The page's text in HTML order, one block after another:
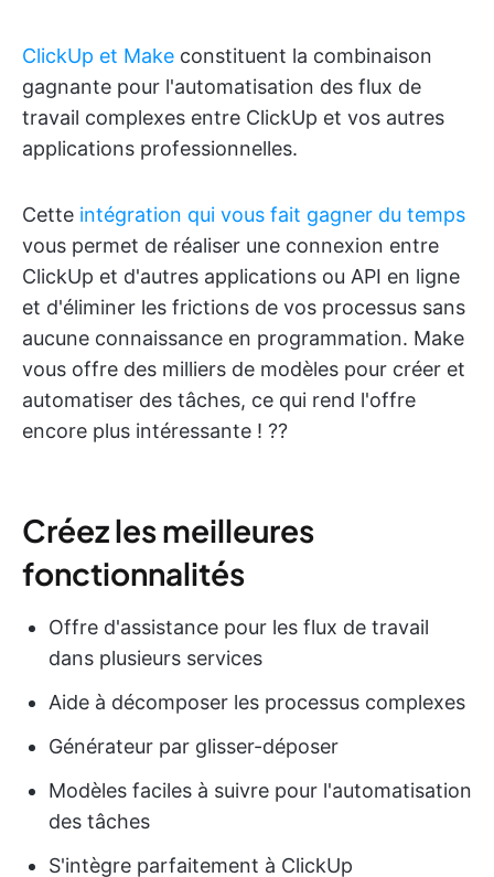
ClickUp et Make constituent la combinaison
gagnante pour l'automatisation des flux de
travail complexes entre ClickUp et vos autres
applications professionnelles.
Cette intégration qui vous fait gagner du temps
vous permet de réaliser une connexion entre
ClickUp et d'autres applications ou API en ligne
et d'éliminer les frictions de vos processus sans
aucune connaissance en programmation. Make
vous offre des milliers de modèles pour créer et
automatiser des tâches, ce qui rend l'offre
encore plus intéressante ! ??
Créez les meilleures
fonctionnalités
Offre d'assistance pour les flux de travail
dans plusieurs services
Aide à décomposer les processus complexes
Générateur par glisser-déposer
Modèles faciles à suivre pour l'automatisation
des tâches
S'intègre parfaitement à ClickUp